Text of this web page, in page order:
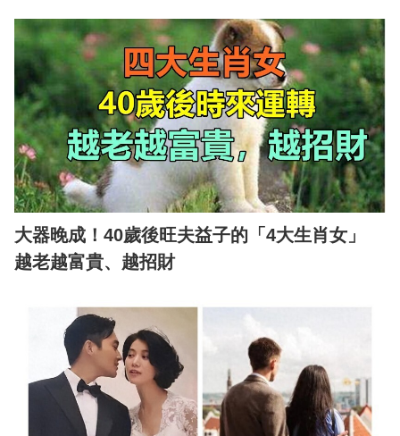
大器晚成！40歲後旺夫益子的「4大生肖女」
越老越富貴、越招財